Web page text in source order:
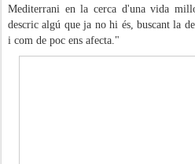
Mediterrani en la cerca d'una vida
descric algú que ja no hi és, buscant la
i com de poc ens afecta."